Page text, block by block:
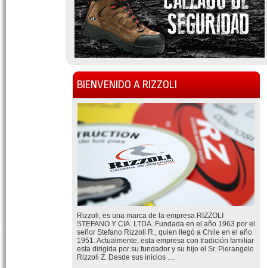
BIENVENIDO A RIZZOLI
Rizzoli, es una marca de la empresa RIZZOLI
STEFANO Y CIA. LTDA. Fundada en el año 1963 por el
señor Stefano Rizzoli R., quien llegó a Chile en el año
1951. Actualmente, esta empresa con tradición familiar
esta dirigida por su fundador y su hijo el Sr. Pierangelo
Rizzoli Z. Desde sus inicios ....